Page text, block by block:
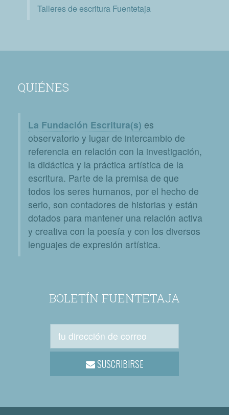
Talleres de escritura Fuentetaja
QUIÉNES
La Fundación Escritura(s) es
observatorio y lugar de intercambio de
referencia en relación con la investigación,
la didáctica y la práctica artística de la
escritura. Parte de la premisa de que
todos los seres humanos, por el hecho de
serlo, son contadores de historias y están
dotados para mantener una relación activa
y creativa con la poesía y con los diversos
lenguajes de expresión artística.
BOLETÍN FUENTETAJA
SUSCRIBIRSE